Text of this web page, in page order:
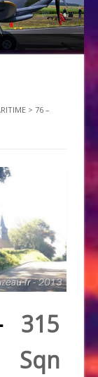
> 76 –
315
Sqn